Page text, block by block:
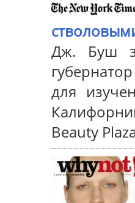
Дж. Буш
для
Beauty